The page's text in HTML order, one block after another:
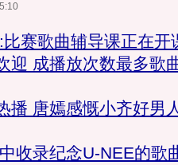
赛歌曲辅导课正在开
迎 成播放次数最多歌
播 唐嫣感慨小齐好男
收录纪念U-NEE的歌